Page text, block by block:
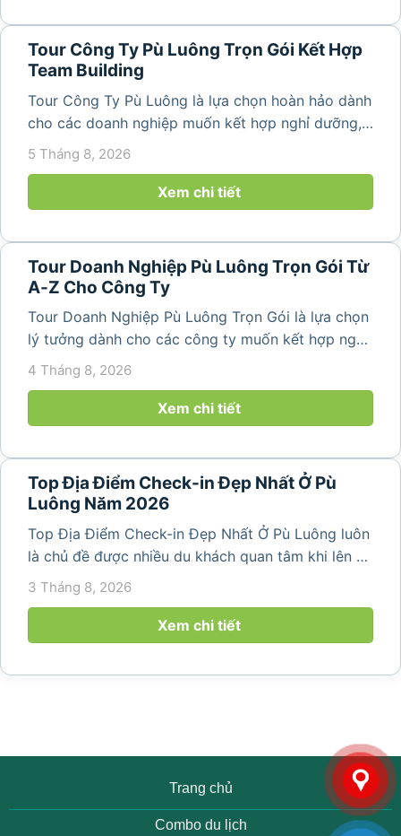
Tour Công Ty Pù Luông Trọn Gói Kết Hợp
Team Building
Tour Công Ty Pù Luông là lựa chọn hoàn hảo dành
cho các doanh nghiệp muốn kết hợp nghỉ dưỡng,
team building và gắn kết tập thể trong không gian
thiên nhiên trong lành. Chỉ cách Hà Nội và Thanh
Hóa vài giờ di chuyển,...
5 Tháng 8, 2026
Xem chi tiết
Tour Doanh Nghiệp Pù Luông Trọn Gói Từ
A-Z Cho Công Ty
Tour Doanh Nghiệp Pù Luông Trọn Gói là lựa chọn
lý tưởng dành cho các công ty muốn kết hợp nghỉ
dưỡng, gắn kết đội ngũ và tái tạo năng lượng sau
thiên nhiên trong lành,...
4 Tháng 8, 2026
Xem chi tiết
Top Địa Điểm Check-in Đẹp Nhất Ở Pù
Luông Năm 2026
Top Địa Điểm Check-in Đẹp Nhất Ở Pù Luông luôn
là chủ đề được nhiều du khách quan tâm khi lên kế
hoạch khám phá vùng đất thiên nhiên nổi tiếng
của Thanh Hóa. Với ruộng bậc thang trải dài, bản
làng yên bình, thác...
3 Tháng 8, 2026
Xem chi tiết
Trang chủ
Combo du lịch